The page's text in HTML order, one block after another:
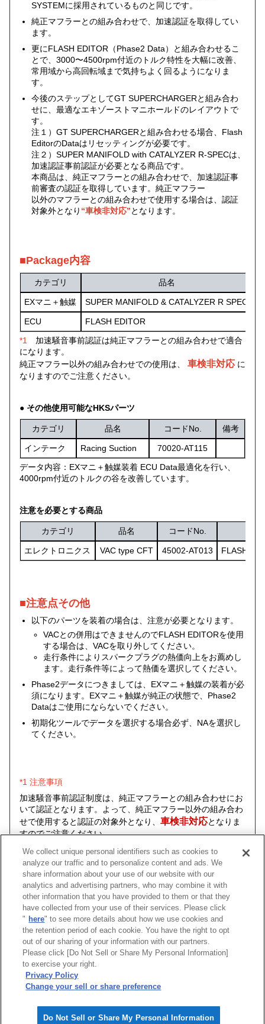
SYSTEMに採用されているものと同じです。
純正マフラーとの組み合わせで、加速認証を取得してい
ます。
更にFLASH EDITOR（Phase2 Data）と組み合わせるこ
とで、3000〜4500rpm付近のトルク特性を大幅に改善、
常用域から高回転域まで気持ちよく回るようになりま
す。
今後のステップとしてGT SUPERCHARGERと組み合わ
せに、最適なエキゾーストマニホールドのレイアウトで
す。
注１）GT SUPERCHARGERと組み合わせる場合、Flash
EditorのDataはリセッティングが必要です。
注２）SUPER MANIFOLD with CATALYZER R-SPECは、
加速認証事前認証が必要となる商品です。
本商品は、純正マフラーとの組み合わせで、加速認証事
前審査の認証を取得しています。純正マフラー
以外のマフラーとの組み合わせで使用する場合は、認証
対象外となり “車検非対応”となります。
■Package内容
カテゴリ 品名
EXマニ＋触媒 SUPER MANIFOLD & CATALYZER R SPEC
ECU FLASH EDITOR
*1 加速騒音事前認証は純正マフラーとの組み合わせで適合
になります。
純正マフラー以外の組み合わせでの使用は、 車検非対応 に
なりますのでご注意ください。
● その他使用可能なHKSパーツ
カテゴリ 品名 コードNo. 備考
インテーク Racing Suction
70020-AT115
データ内容：EXマニ＋触媒装着 ECU Data最適化を行い、
4000rpm付近のトルクの谷を改善しています。
注意を必要とする商品
カテゴリ 品名 コードNo.
エレクトロニクス VAC type CFT 45002-AT013 FLASH
■注意点その他
以下のパーツを装着の場合は、注意が必要となります。
VACとの併用はできませんのでFLASH EDITORを使用
する場合は、VACを取り外してください。
走行条件によりスパークプラグの熱価向上をお薦めし
ます。走行条件等によって熱価を選択してください。
Phase2データにつきましては、EXマニ＋触媒の装着が必
須になります。EXマニ＋触媒が純正の状態で、Phase2
Dataはご使用にならないでください。
初期化ツールでデータを選択する場合必ず、NAを選択し
てください。
*1 注意事項
加速騒音事前認証制度は、純正マフラーとの組み合わせにお
いて認証となります。よって、純正マフラー以外の組み合わ
せで使用すると認証の対象外となり、 車検非対応となりま
すのでご注意ください。
車種 類別 型式 エンジン 年式
86 DBA-, 4BA- ZN6 FA20 16/08 -21/10
]
We collect unique personal identifiers such as cookies to
analyze our traffic and to personalize content and ads. We
share information about your use of our website with our
analytics and advertising partners, who may combine it with
other information that you have provided to them or that they
have collected from your use of their services. Please click
" here" to see more details about how we use cookies and
the retention period of each cookie. You have the right to opt
out of our sharing of your information with our partners.
Please click [Do Not Sell or Share My Personal Information]
to exercise your right.
Privacy Policy
Change your sell or share preference
Do Not Sell or Share My Personal Information